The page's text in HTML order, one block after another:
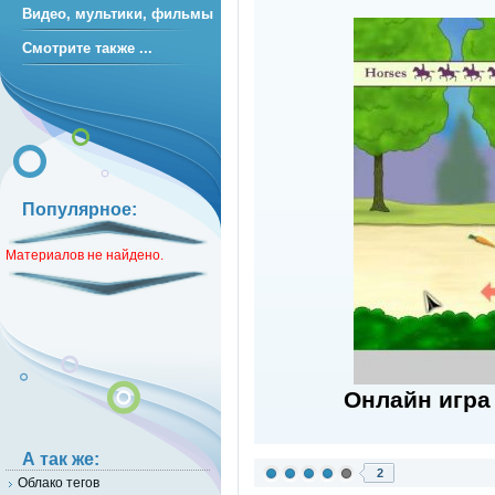
Онлайн
2
Видео, мультики, фильмы
Смотрите также ...
Популярное:
Материалов не найдено.
А так же:
Облако тегов